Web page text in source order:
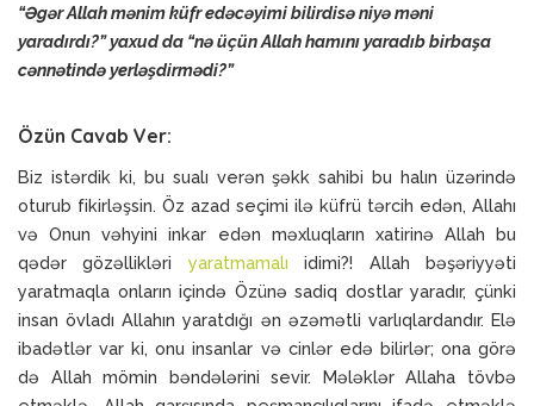
“Əgər Allah mənim küfr edəcəyimi bilirdisə niyə məni
yaradırdı?” yaxud da “nə üçün Allah hamını yaradıb birbaşa
cənnətində yerləşdirmədi?”
Özün Cavab Ver:
Biz istərdik ki, bu sualı verən şəkk sahibi bu halın üzərində
oturub fikirləşsin. Öz azad seçimi ilə küfrü tərcih edən, Allahı
və Onun vəhyini inkar edən məxluqların xatirinə Allah bu
qədər gözəllikləri yaratmamalıidimi?! Allah bəşəriyyəti
yaratmaqla onların içində Özünə sadiq dostlar yaradır, çünki
insan övladı Allahın yaratdığı ən əzəmətli varlıqlardandır. Elə
ibadətlər var ki, onu insanlar və cinlər edə bilirlər; ona görə
də Allah mömin bəndələrini sevir. Mələklər Allaha tövbə